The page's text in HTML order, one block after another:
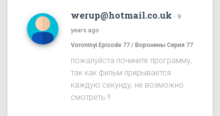
werup@hotmail.co.uk · 9
years ago
Voroninyi Episode 77 / Воронины Серия 77
пожалуйста почините программу,
так как фильм прирывается
каждую секунду, не возможно
смотреть !!